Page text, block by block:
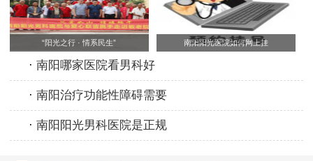
“阳光之行 · 情系民生” 南阳阳光医院如何网上挂
· 南阳哪家医院看男科好
· 南阳治疗功能性障碍需要
· 南阳阳光男科医院是正规